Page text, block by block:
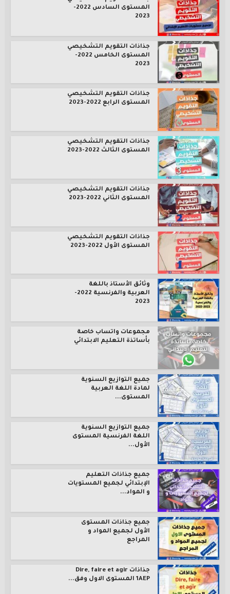
المستوى السادس 2022-
2023
جذاذات التقويم التشخيصي
المستوى الخامس 2022-
2023
جذاذات التقويم التشخيصي
المستوى الرابع 2022-2023
جذاذات التقويم التشخيصي
المستوى الثالث 2022-2023
جذاذات التقويم التشخيصي
المستوى الثاني 2022-2023
جذاذات التقويم التشخيصي
المستوى الأول 2022-2023
وثائق الأستاذ باللغة
العربية والفرنسية 2022-
2023
مجموعات واتساب خاصة
بأساتذة التعليم الابتدائي
جميع التوازيع السنوية
لمادة اللغة العربية
المستوى...
جميع التوازيع السنوية
اللغة الفرنسية المستوى
الأول...
جميع جذاذات التعليم
الإبتدائي لجميع المستويات
و المواد...
جميع جذاذات المستوى
الأول لجميع المواد و
المراجع
جذاذات Dire, faire et agir
1AEP المستوى الاول وفق...